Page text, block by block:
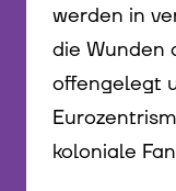
werden in
die Wunden
offengelegt
koloniale